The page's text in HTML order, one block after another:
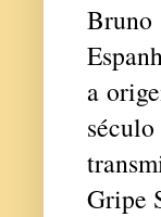
Bruno
a
Gripe